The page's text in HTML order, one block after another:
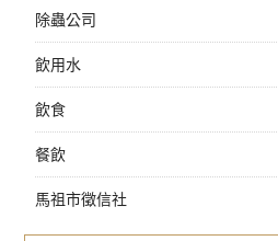
除蟲公司
飲用水
飲食
餐飲
馬祖市徵信社